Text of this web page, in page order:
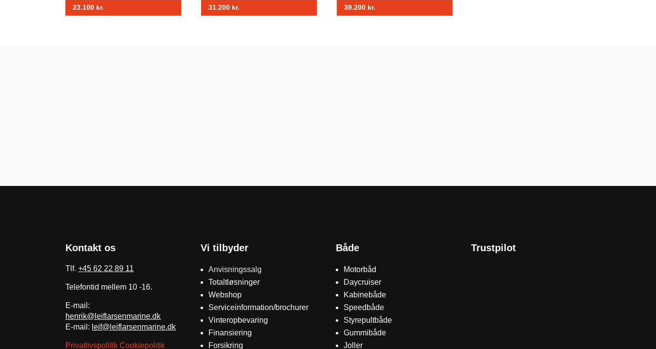
23.100 kr. 31.200 kr. 39.200 kr.
Kontakt os
Tlf.+45 62 22 89 11
Telefontid mellem 10 -16.
E-mail:
henrik@leiflarsenmarine.dk
E-mail: leif@leiflarsenmarine.dk
Privatlivspolitik Cookiepolitik
Vi tilbyder
Anvisningssalg
Totaltløsninger
Webshop
Serviceinformation/brochurer
Vinteropbevaring
Finansiering
Forsikring
Både
Motorbåd
Daycruiser
Kabinebåde
Speedbåde
Styrepultbåde
Gummibåde
Joller
Trustpilot